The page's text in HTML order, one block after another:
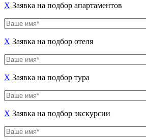
X Заявка на подбор апартаментов
X Заявка на подбор отеля
X Заявка на подбор тура
X Заявка на подбор экскурсии